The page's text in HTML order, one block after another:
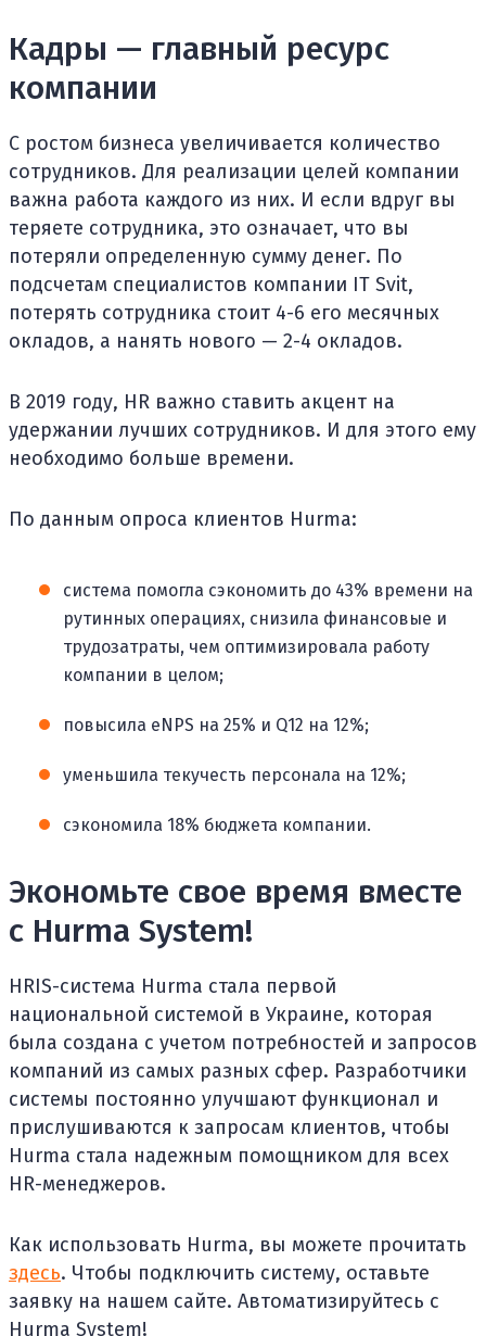
Кадры — главный ресурс
компании
С ростом бизнеса увеличивается количество
сотрудников. Для реализации целей компании
важна работа каждого из них. И если вдруг вы
теряете сотрудника, это означает, что вы
потеряли определенную сумму денег. По
подсчетам специалистов компании IT Svit,
потерять сотрудника стоит 4-6 его месячных
окладов, а нанять нового — 2-4 окладов.
В 2019 году, HR важно ставить акцент на
удержании лучших сотрудников. И для этого ему
необходимо больше времени.
По данным опроса клиентов Hurma:
система помогла сэкономить до 43% времени на
рутинных операциях, снизила финансовые и
трудозатраты, чем оптимизировала работу
компании в целом;
повысила eNPS на 25% и Q12 на 12%;
уменьшила текучесть персонала на 12%;
сэкономила 18% бюджета компании.
Экономьте свое время вместе
с Hurma System!
HRIS-система Hurma стала первой
национальной системой в Украине, которая
была создана с учетом потребностей и запросов
компаний из самых разных сфер. Разработчики
системы постоянно улучшают функционал и
прислушиваются к запросам клиентов, чтобы
Hurma стала надежным помощником для всех
HR-менеджеров.
Как использовать Hurma, вы можете прочитать
здесь. Чтобы подключить систему, оставьте
заявку на нашем сайте. Автоматизируйтесь с
Hurma System!